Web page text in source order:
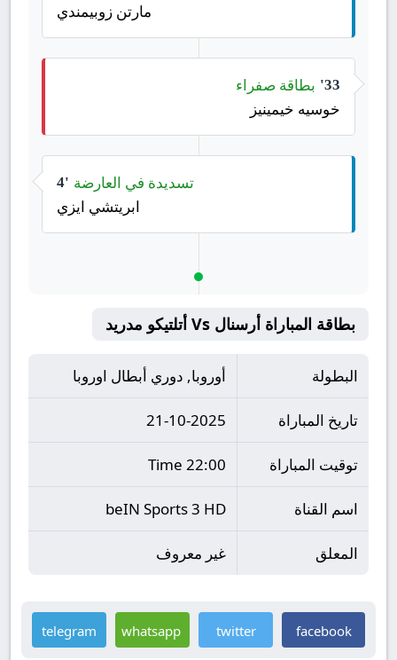
مارتن زوبيمندي
33' بطاقة صفراء
خوسيه خيمينيز
4' تسديدة في العارضة
ابريتشي ايزي
بطاقة المباراة أرسنال Vs أتلتيكو مدريد
البطولة أوروبا, دوري أبطال اوروبا
تاريخ المباراة 21-10-2025
توقيت المباراة 22:00 Time
اسم القناة beIN Sports 3 HD
المعلق غير معروف
facebook
twitter
whatsapp
telegram